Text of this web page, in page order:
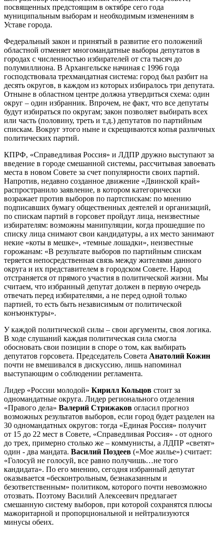
посвященных предстоящим в октябре сего года
муниципальным выборам и необходимым изменениям в
Уставе города.
Федеральный закон и принятый в развитие его положений
областной отменяет многомандатные выборы депутатов в
городах с численностью избирателей от ста тысяч до
полумиллиона. В Архангельске начиная с 1996 года
господствовала трехмандатная система: город был разбит на
десять округов, в каждом из которых избиралось три депутата.
Отныне в областном центре должна утвердиться схема: один
округ – один избранник. Впрочем, не факт, что все депутаты
будут избираться по округам; закон позволяет выбирать всех
или часть (половину, треть и т.д.) депутатов по партийным
спискам. Вокруг этого ныне и скрещиваются копья различных
политических партий.
КПРФ, «Справедливая Россия» и ЛДПР дружно выступают за
введение в городе смешанной системы, рассчитывая завоевать
места в новом Совете за счет популярности своих партий.
Напротив, недавно созданное движение «Двинской край»
распространило заявление, в котором категорически
возражает против выборов по партспискам: по мнению
подписавших бумагу общественных деятелей и организаций,
по спискам партий в горсовет пройдут лица, неизвестные
избирателям: возможны манипуляции, когда прошедшие по
списку лица снимают свои кандидатуры, а их место занимают
некие «коты в мешке», «темные лошадки», неизвестные
горожанам: «В результате выборов по партийным спискам
теряется непосредственная связь между жителями данного
округа и их представителем в городском Совете. Народ
отстраняется от прямого участия в политической жизни. Мы
считаем, что избранный депутат должен в первую очередь
отвечать перед избирателями, а не перед одной только
партией, то есть быть независимым от политической
конъюнктуры».
У каждой политической силы – свои аргументы, своя логика.
В ходе слушаний каждая политическая сила смогла
обосновать свои позиции в споре о том, как выбирать
депутатов горсовета. Председатель Совета Анатолий Кожин
почти не вмешивался в дискуссию, лишь напоминал
выступающим о соблюдении регламента.
Лидер «России молодой» Кирилл Кольцов стоит за
одномандатные округа. Лидер регионального отделения
«Правого дела» Валерий Стрижаков огласил прогноз
возможных результатов выборов, если город будет разделен на
30 одномандатных округов: тогда «Единая Россия» получит
от 15 до 22 мест в Совете, «Справедливая Россия» - от одного
до трех, примерно столько же – коммунисты, а ЛДПР «светят»
один - два мандата. Василий Поздеев («Мое жилье») считает:
«Голосуй не голосуй, все равно получишь…не того
кандидата». По его мнению, сегодня избранный депутат
оказывается «бесконтрольным, безнаказанным и
безответственным» политиком, которого почти невозможно
отозвать. Поэтому Василий Алексеевич предлагает
смешанную систему выборов, при которой сохранятся плюсы
мажоритарной и пропорциональной и нейтрализуются
минусы обеих.